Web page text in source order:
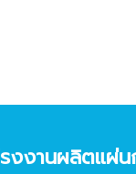
งงานผลิตแผ่